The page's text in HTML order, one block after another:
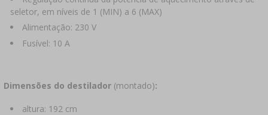
seletor, em níveis de 1 (MIN) a 6 (MAX)
Alimentação: 230 V
Fusível: 10 A
Dimensões do destilador(montado):
altura: 192 cm